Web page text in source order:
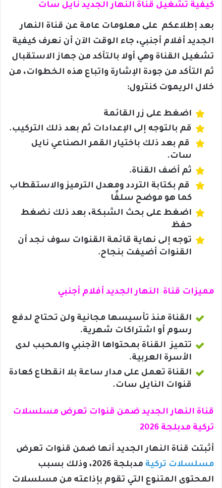
كيفية تشغيل قناة النهار الجديد نايل سات
بعد إطلاعكم على معلومات عامة عن قناة النهار
الجديد أفلام أجنبي، جاء الوقت الآن أن نعرف كيفية
تشغيل القناة وهي أولا بالتأكد من جهاز الاستقبال
ثم التأكد من جودة الإشارة واتباع هذه الخطوات، من
خلال الريموت كنترول:
اضغط على زر القائمة
قم بالتوجه إلى الإعدادات ثم بعد ذلك التركيب.
قم بعد ذلك باختيار القمر الصناعي نايل
سات.
ثم أضف القناة.
قم بكتابة التردد ومعدل الترميز والاستقطاب
كما هو موضح سلفًا
اضغط على بحث الشبكة، بعد ذلك نضغط
حفظ
توجه إلى نهاية قائمة القنوات سوف نجد أن
القنوات أضيفت بنجاح.
مميزات قناة النهار الجديد أفلام أجنبي
القناة منذ تأسيسها مجانية ولن تحتاج لدفع
رسوم أو اشتراكات شهرية.
تتميز القناة بمحتواها الأجنبي والمحبب لدى
الأسرة العربية.
القناة تعمل على مدار ساعة بلا انقطاع كعادة
قنوات النايل سات.
قناة النهار الجديد ضمن قنوات تعرض مسلسلات
تركية مدبلجة 2026
أثبتت قناة النهار الجديد أنها ضمن قنوات تعرض
مسلسلات تركية
مدبلجة 2026، وذلك بسبب
المحتوى المتنوع التي تقوم بإذاعته من مسلسلات